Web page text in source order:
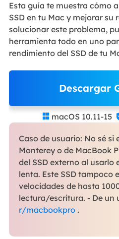
Esta guía te muestra cómo
SSD en tu Mac y mejorar su
solucionar este problema,
herramienta todo en uno
rendimiento del SSD de tu
Descargar
 macOS 10.11-15
Caso de usuario: No sé si
Monterey o de MacBook
del SSD externo al usarlo
lenta. Este SSD tampoco
velocidades de hasta
lectura/escritura. - De un
r/macbookpro.